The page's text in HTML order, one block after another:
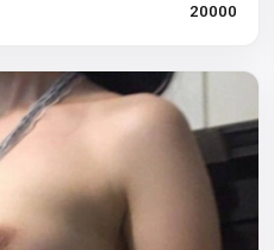
20000